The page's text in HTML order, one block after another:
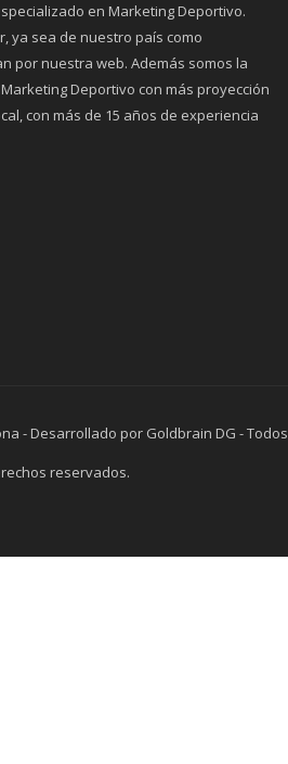
en Marketing Deportivo.
ya sea de nuestro país como
por nuestra web. Además somos la
Deportivo con más proyección
con más de 15 años de experiencia
- Desarrollado por Goldbrain DG - Todos
reservados.